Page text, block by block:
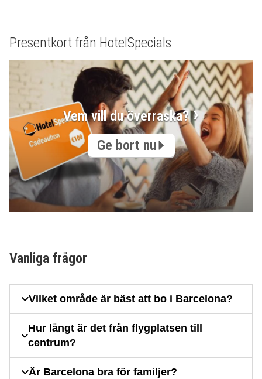
Presentkort från HotelSpecials
Vem vill du överraska?
Ge bort nu
Vanliga frågor
Vilket område är bäst att bo i Barcelona?
Hur långt är det från flygplatsen till
centrum?
Är Barcelona bra för familjer?